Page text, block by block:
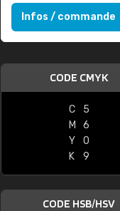
Infos / commande
CODE CMYK
C
5
M
6
Y
0
K
9
CODE HSB/HSV